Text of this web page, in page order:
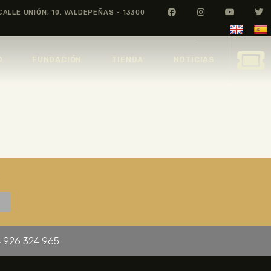
UNIÓN, 10. VALDEPEÑAS - 13300
926 324 965